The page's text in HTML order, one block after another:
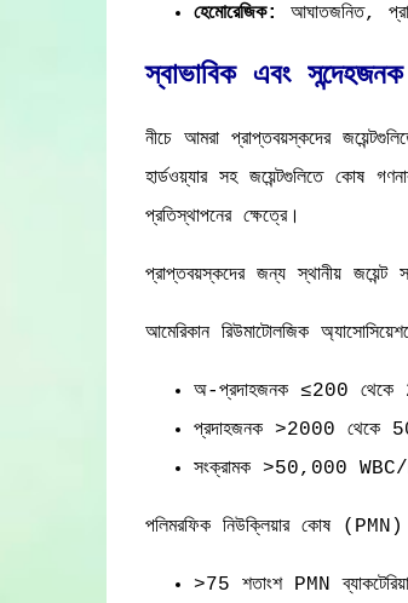
হেমোরেজিক:
আঘাতজনিত,
স্বাভাবিক এবং
নীচে আমরা প্রাপ্তবয়স্কদের
হার্ডওয়্যার সহ জয়েন্টগুলিতে কোষ
প্রতিস্থাপনের ক্ষেত্রে।
প্রাপ্তবয়স্কদের জন্য স্থানীয় জয়েন্ট
আমেরিকান রিউমাটোলজিক
অ-প্রদাহজনক ≤200 থেকে
প্রদাহজনক >2000 থেকে
সংক্রামক >50,000 WBC/
পলিমরফিক নিউক্লিয়ার কোষ (PMN)
>75 শতাংশ PMN